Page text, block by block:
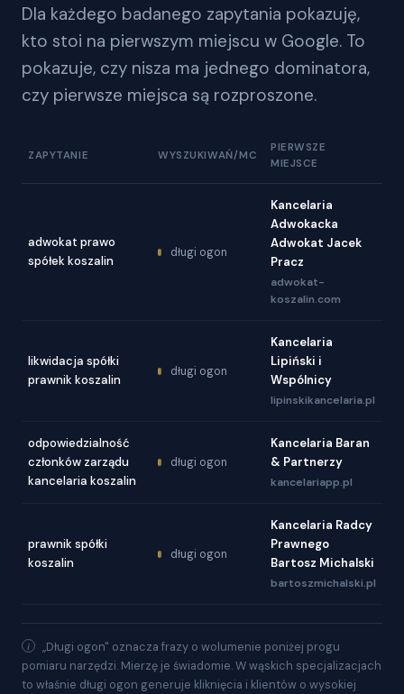
Dla każdego badanego zapytania pokazuję,
kto stoi na pierwszym miejscu w Google. To
pokazuje, czy nisza ma jednego dominatora,
czy pierwsze miejsca są rozproszone.
ZAPYTANIE WYSZUKIWAŃ/MC
PIERWSZE
MIEJSCE
adwokat prawo
spółek koszalin
długi ogon
Kancelaria
Adwokacka
Adwokat Jacek
Pracz
adwokat-
koszalin.com
likwidacja spółki
prawnik koszalin
długi ogon
Kancelaria
Lipiński i
Wspólnicy
lipinskikancelaria.pl
odpowiedzialność
członków zarządu
kancelaria koszalin
długi ogon
Kancelaria Baran
& Partnerzy
kancelariapp.pl
prawnik spółki
koszalin
długi ogon
Kancelaria Radcy
Prawnego
Bartosz Michalski
bartoszmichalski.pl
„Długi ogon" oznacza frazy o wolumenie poniżej progu
pomiaru narzędzi. Mierzę je świadomie. W wąskich specjalizacjach
to właśnie długi ogon generuje kliknięcia i klientów o wysokiej